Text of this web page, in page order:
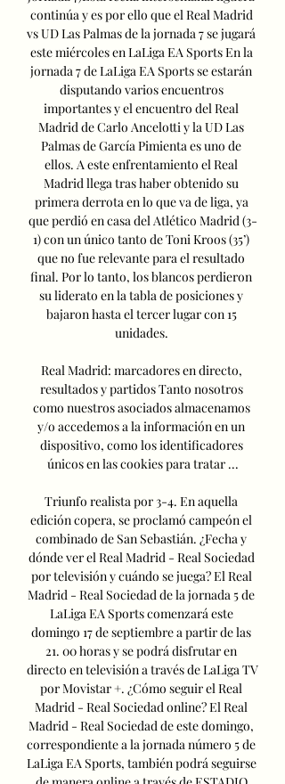
continúa y es por ello que el Real Madrid
vs UD Las Palmas de la jornada 7 se jugará
este miércoles en LaLiga EA Sports En la
jornada 7 de LaLiga EA Sports se estarán
disputando varios encuentros
importantes y el encuentro del Real
Madrid de Carlo Ancelotti y la UD Las
Palmas de García Pimienta es uno de
ellos. A este enfrentamiento el Real
Madrid llega tras haber obtenido su
primera derrota en lo que va de liga, ya
que perdió en casa del Atlético Madrid (3-
1) con un único tanto de Toni Kroos (35’)
que no fue relevante para el resultado
final. Por lo tanto, los blancos perdieron
su liderato en la tabla de posiciones y
bajaron hasta el tercer lugar con 15
unidades.
Real Madrid: marcadores en directo,
resultados y partidos Tanto nosotros
como nuestros asociados almacenamos
y/o accedemos a la información en un
dispositivo, como los identificadores
únicos en las cookies para tratar ...
Triunfo realista por 3-4. En aquella
edición copera, se proclamó campeón el
combinado de San Sebastián. ¿Fecha y
dónde ver el Real Madrid - Real Sociedad
por televisión y cuándo se juega? El Real
Madrid - Real Sociedad de la jornada 5 de
LaLiga EA Sports comenzará este
domingo 17 de septiembre a partir de las
21. 00 horas y se podrá disfrutar en
directo en televisión a través de LaLiga TV
por Movistar +. ¿Cómo seguir el Real
Madrid - Real Sociedad online? El Real
Madrid - Real Sociedad de este domingo,
correspondiente a la jornada número 5 de
LaLiga EA Sports, también podrá seguirse